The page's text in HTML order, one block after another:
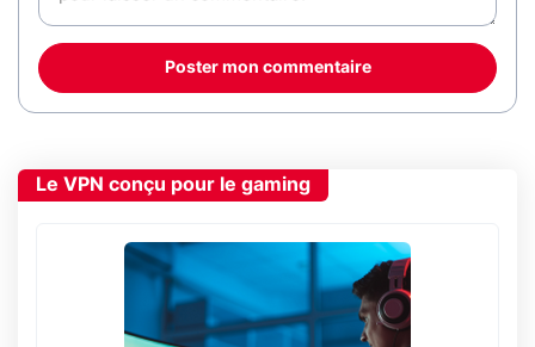
Poster mon commentaire
Le VPN conçu pour le gaming